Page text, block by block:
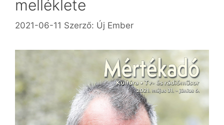
melléklete
2021-06-11 Szerző: Új Ember